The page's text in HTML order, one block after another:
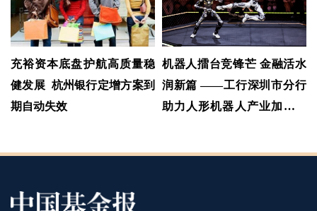
充裕资本底盘护航高质量稳
健发展 杭州银行定增方案到
期自动失效
机器人擂台竞锋芒 金融活水
润新篇 ——工行深圳市分行
助力人形机器人产业加速发